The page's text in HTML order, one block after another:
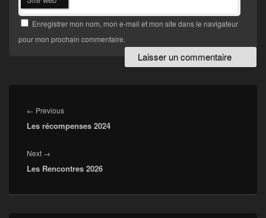
Enregistrer mon nom, mon e-mail et mon site dans le navigateur
pour mon prochain commentaire.
de
l’article
← PreviousPrevious
post:
Les récompenses 2024
Next →
post:
Les Rencontres 2026